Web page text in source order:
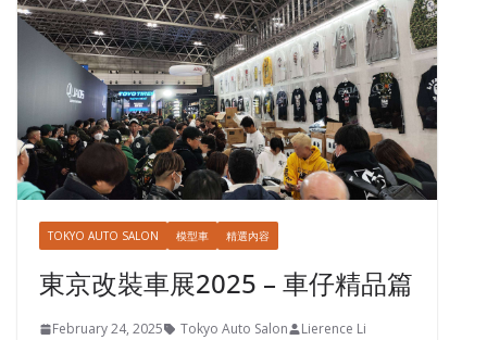
TOKYO AUTO SALON 模型車 精選內容
東京改裝車展2025 – 車仔精品篇
February 24, 2025 Tokyo Auto Salon Lierence Li